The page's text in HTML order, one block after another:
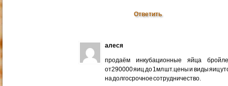
Ответить
алеся
продаём инкубационные яйца
от290000 яиц до 1мл шт.цены и виды яиц
на долгосрочное сотрудничество.